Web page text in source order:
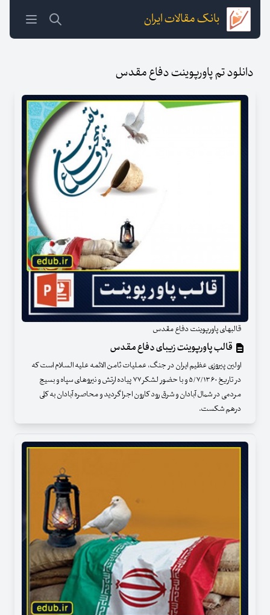
بانک مقالات ایران
دانلود تم پاورپوینت دفاع مقدس
قالبهای پاورپوینت دفاع مقدس
قالب پاورپوینت زیبای دفاع مقدس
اولین پیروزی عظیم ایران در جنگ، عملیات ثامن الائمه علیه السلام است که
در تاریخ ۵/۷/۱۳۶۰ و با حضور لشکر ۷۷ پیاده ارتش و نیروهای سپاه و بسیج
مردمی در شمال آبادان و شرق رود کارون اجرا گردید و محاصره آبادان به کلی
درهم شکست.